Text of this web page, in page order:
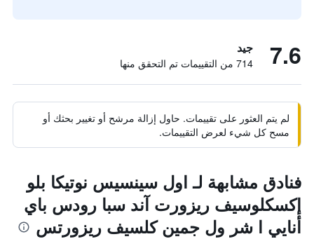
7.6 جيد
714 من التقييمات تم التحقق منها
لم يتم العثور على تقييمات. حاول إزالة مرشح أو تغيير بحثك أو
مسح كل شيء لعرض التقييمات.
فنادق مشابهة لـ اول سينسيس نوتيكا بلو
إكسكلوسيف ريزورت آند سبا رودس باي
أنايي ا شر ول جمين كلسيف ريزورتس